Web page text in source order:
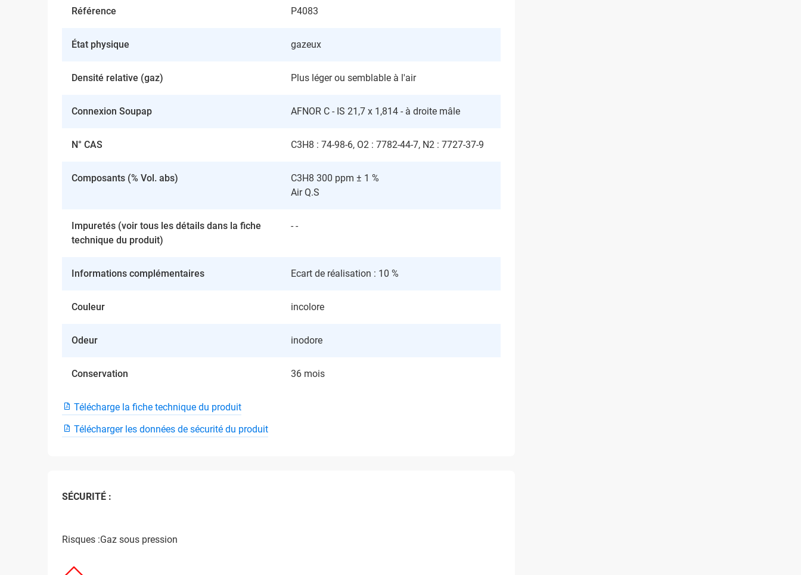
Référence P4083
État physique gazeux
Densité relative (gaz) Plus léger ou semblable à l'air
Connexion Soupap AFNOR C - IS 21,7 x 1,814 - à droite mâle
N° CAS C3H8 : 74-98-6, O2 : 7782-44-7, N2 : 7727-37-9
Composants (% Vol. abs)
C3H8 300 ppm ± 1 %
Air Q.S
Impuretés (voir tous les détails dans la fiche
technique du produit)
- -
Informations complémentaires Ecart de réalisation : 10 %
Couleur incolore
Odeur inodore
Conservation 36 mois
Télécharge la fiche technique du produit
Télécharger les données de sécurité du produit
SÉCURITÉ :
Risques :Gaz sous pression